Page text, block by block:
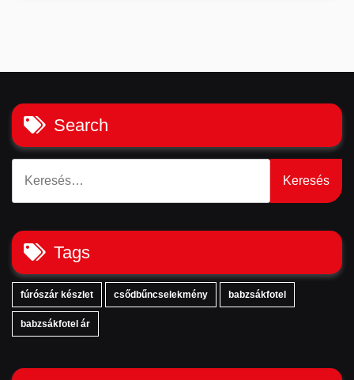
Search
Tags
fúrószár készlet csődbűncselekmény babzsákfotel
babzsákfotel ár